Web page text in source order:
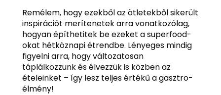
Remélem, hogy ezekből az ötletekből sikerült
inspirációt merítenetek arra vonatkozólag,
hogyan építhetitek be ezeket a superfood-
okat hétköznapi étrendbe. Lényeges mindig
figyelni arra, hogy változatosan
táplálkozzunk és élvezzük is közben az
ételeinket – így lesz teljes értékű a gasztro-
élmény!